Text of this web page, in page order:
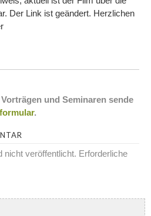
Der Link ist geändert. Herzlichen
und Seminaren sende
.
nicht veröffentlicht. Erforderliche